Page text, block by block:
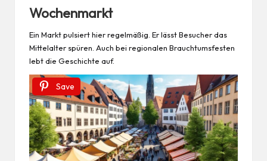
Wochenmarkt
Ein Markt pulsiert hier regelmäßig. Er lässt Besucher das
Mittelalter spüren. Auch bei regionalen Brauchtumsfesten
lebt die Geschichte auf.
Save